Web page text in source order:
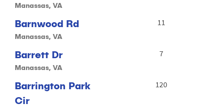
Manassas, VA
Barnwood Rd
Manassas, VA
11
Barrett Dr
Manassas, VA
7
Barrington Park
Cir
120